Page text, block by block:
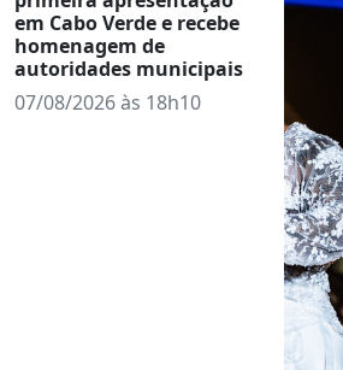
em Cabo Verde e recebe
homenagem de
autoridades municipais
07/08/2026 às 18h10